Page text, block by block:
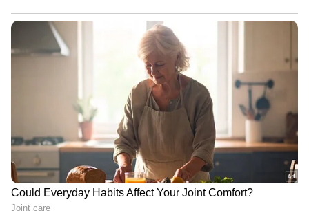
ജെഎന്‍ . 1 കൊവിഡ് ഉപവകഭേദം ;
കൂടുതൽ പേരിലും കണ്ട് വരുന്നത് ഈ